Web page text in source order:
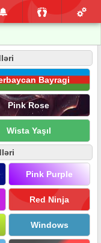
Bayragi
Pink Rose
Wista Yaşıl
Pink Purple
Red Ninja
Windows